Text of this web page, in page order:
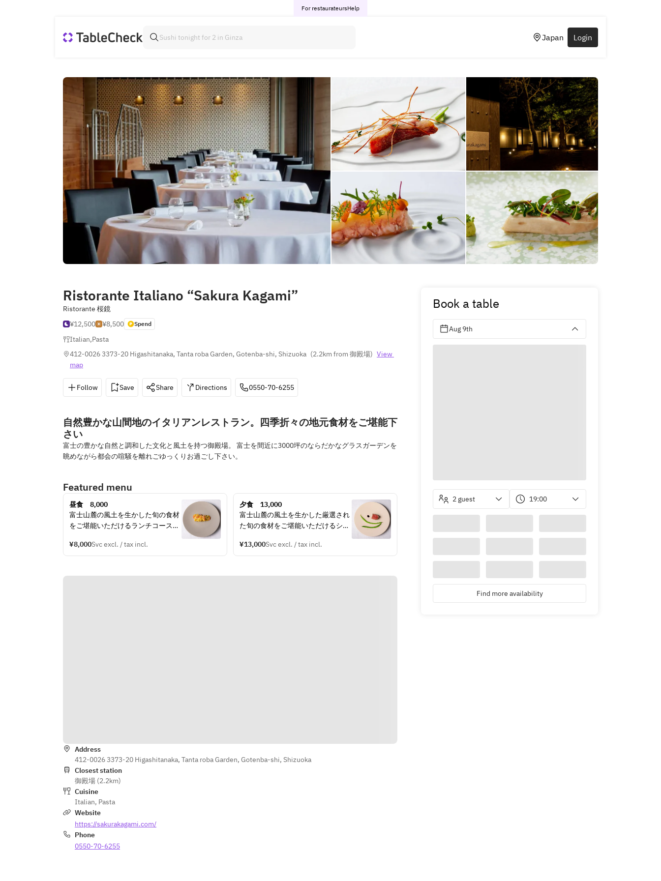
For restaurateursHelp
Japan Login
Ristorante Italiano “Sakura Kagami”
Ristorante 桜鏡
¥12,500
¥8,500 Spend
Italian,Pasta
412-0026 3373-20 Higashitanaka, Tanta roba Garden, Gotenba-shi, Shizuoka (2.2km from 御殿場) View
map
Follow Save Share Directions 0550-70-6255
自然豊かな山間地のイタリアンレストラン。四季折々の地元食材をご堪能下
さい
富士の豊かな自然と調和した文化と風土を持つ御殿場。 富士を間近に3000坪のならだかなグラスガーデンを
眺めながら都会の喧騒を離れごゆっくりお過ごし下さい。
Featured menu
昼食　8,000
富士山麓の風土を生かした旬の食材
をご堪能いただけるランチコースで
全7～8品
¥8,000Svc excl. / tax incl.
夕食　13,000
富士山麓の風土を生かした厳選され
た旬の食材をご堪能いただけるシェ
全8～9品
¥13,000Svc excl. / tax incl.
Address
412-0026 3373-20 Higashitanaka, Tanta roba Garden, Gotenba-shi, Shizuoka
Closest station
御殿場 (2.2km)
Cuisine
Italian, Pasta
Website
https://sakurakagami.com/
Phone
0550-70-6255
Book a table
Aug 9th
2 guest 19:00
Find more availability